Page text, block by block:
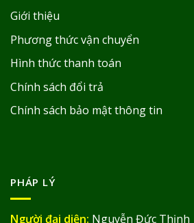
Giới thiệu
Phương thức vận chuyển
Hình thức thanh toán
Chính sách đổi trả
Chính sách bảo mật thông tin
PHÁP LÝ
Người đại diện: Nguyễn Đức Thịnh